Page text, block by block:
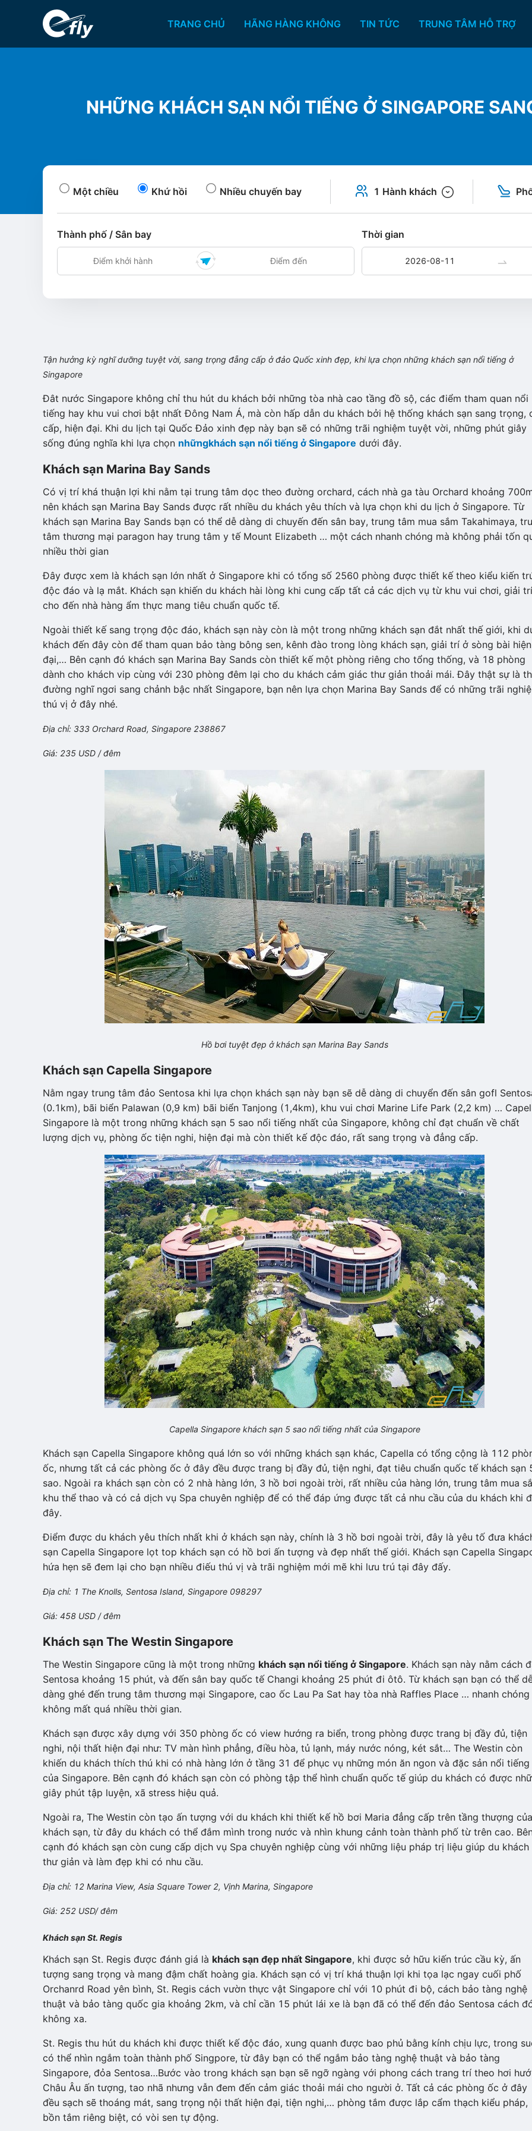
TRANG CHỦ HÃNG HÀNG KHÔNG TIN TỨC TRUNG TÂM HỖ TRỢ
NHỮNG KHÁCH SẠN NỔI TIẾNG Ở SINGAPORE
Một chiều Khứ hồi Nhiều chuyến bay 1 Hành khách
Thành phố / Sân bay Thời gian
Tận hưởng kỳ nghĩ dưỡng tuyệt vời, sang trọng đẵng cấp ở đảo Quốc xinh đẹp, khi lựa chọn những khách sạn nổi tiếng ở
Singapore
Đât nước Singapore không chỉ thu hút du khách bởi những tòa nhà cao tầng đồ sộ, các điểm tham quan nổi
tiếng hay khu vui chơi bật nhất Đông Nam Á, mà còn hấp dẫn du khách bởi hệ thống khách sạn sang trọng,
cấp, hiện đại. Khi du lịch tại Quốc Đảo xinh đẹp này bạn sẽ có những trãi nghiệm tuyệt vời, những phút giây
sống đúng nghĩa khi lựa chọn nhữngkhách sạn nổi tiếng ở Singapore dưới đây.
Khách sạn Marina Bay Sands
Có vị trí khá thuận lợi khi nằm tại trung tâm dọc theo đường orchard, cách nhà ga tàu Orchard khoảng
nên khách sạn Marina Bay Sands được rất nhiều du khách yêu thích và lựa chọn khi du lịch ở Singapore. Từ
khách sạn Marina Bay Sands bạn có thể dễ dàng di chuyến đến sân bay, trung tâm mua sắm Takahimaya,
tâm thương mại paragon hay trung tâm y tế Mount Elizabeth … một cách nhanh chóng mà không phải tốn
nhiều thời gian
Đây được xem là khách sạn lớn nhất ở Singapore khi có tổng số 2560 phòng được thiết kế theo kiểu kiến
độc đáo và lạ mắt. Khách sạn khiến du khách hài lòng khi cung cấp tất cả các dịch vụ từ khu vui chơi, giải trí
cho đến nhà hàng ẩm thực mang tiêu chuẩn quốc tế.
Ngoài thiết kế sang trọng độc đáo, khách sạn này còn là một trong những khách sạn đắt nhất thế giới, khi
khách đến đây còn để tham quan bảo tàng bông sen, kênh đào trong lòng khách sạn, giải trí ở sòng bài hiện
đại,… Bên cạnh đó khách sạn Marina Bay Sands còn thiết kế một phòng riêng cho tổng thống, và 18 phòng
dành cho khách vip cùng với 230 phòng đêm lại cho du khách cảm giác thư giản thoải mái. Đây thật sự là
đường nghĩ ngơi sang chảnh bậc nhất Singapore, bạn nên lựa chọn Marina Bay Sands để có những trãi
thú vị ở đây nhé.
Địa chỉ: 333 Orchard Road, Singapore 238867
Giá: 235 USD / đêm
Hồ bơi tuyệt đẹp ở khách sạn Marina Bay Sands
Khách sạn Capella Singapore
Nằm ngay trung tâm đảo Sentosa khi lựa chọn khách sạn này bạn sẽ dễ dàng di chuyển đến sân gofl
(0.1km), bãi biển Palawan (0,9 km) bãi biển Tanjong (1,4km), khu vui chơi Marine Life Park (2,2 km) …
Singapore là một trong những khách sạn 5 sao nổi tiếng nhất của Singapore, không chỉ đạt chuẩn về chất
lượng dịch vụ, phòng ốc tiện nghi, hiện đại mà còn thiết kế độc đáo, rất sang trọng và đẳng cấp.
Capella Singapore khách sạn 5 sao nổi tiếng nhất của Singapore
Khách sạn Capella Singapore không quá lớn so với những khách sạn khác, Capella có tổng cộng là 112
ốc, nhưng tất cả các phòng ốc ở đây đều được trang bị đầy đủ, tiện nghi, đạt tiêu chuẩn quốc tế khách sạn
sao. Ngoài ra khách sạn còn có 2 nhà hàng lớn, 3 hồ bơi ngoài trời, rất nhiều của hàng lớn, trung tâm mua
khu thể thao và có cả dịch vụ Spa chuyên nghiệp để có thể đáp ứng được tất cả nhu cầu của du khách khi
đây.
Điểm được du khách yêu thích nhất khi ở khách sạn này, chính là 3 hồ bơi ngoài trời, đây là yêu tố đưa
sạn Capella Singapore lọt top khách sạn có hồ bơi ấn tượng và đẹp nhất thế giới. Khách sạn Capella
hứa hẹn sẽ đem lại cho bạn nhiều điếu thú vị và trãi nghiệm mới mẽ khi lưu trú tại đây đấy.
Địa chỉ: 1 The Knolls, Sentosa Island, Singapore 098297
Giá: 458 USD / đêm
Khách sạn The Westin Singapore
The Westin Singapore cũng là một trong những khách sạn nổi tiếng ở Singapore. Khách sạn này nằm cách
Sentosa khoảng 15 phút, và đến sân bay quốc tế Changi khoảng 25 phút đi ôtô. Từ khách sạn bạn có thể
dàng ghé đến trung tâm thương mại Singapore, cao ốc Lau Pa Sat hay tòa nhà Raffles Place … nhanh chóng
không mất quá nhiều thời gian.
Khách sạn được xây dựng với 350 phòng ốc có view hướng ra biển, trong phòng được trang bị đầy đủ, tiện
nghi, nội thất hiện đại như: TV màn hình phẳng, điều hòa, tủ lạnh, máy nước nóng, két sắt… The Westin còn
khiến du khách thích thú khi có nhà hàng lớn ở tầng 31 để phục vụ những món ăn ngon và đặc sản nổi tiếng
của Singapore. Bên cạnh đó khách sạn còn có phòng tập thể hình chuẩn quốc tế giúp du khách có được
giây phút tập luyện, xã stress hiệu quả.
Ngoài ra, The Westin còn tạo ấn tượng với du khách khi thiết kế hồ bơi Maria đẳng cấp trên tầng thượng của
khách sạn, từ đây du khách có thể đắm mình trong nước và nhìn khung cảnh toàn thành phố từ trên cao.
cạnh đó khách sạn còn cung cấp dịch vụ Spa chuyên nghiệp cùng với những liệu pháp trị liệu giúp du khách
thư giản và làm đẹp khi có nhu cầu.
Địa chỉ: 12 Marina View, Asia Square Tower 2, Vịnh Marina, Singapore
Giá: 252 USD/ đêm
Khách sạn St. Regis
Khách sạn St. Regis được đánh giá là khách sạn đẹp nhất Singapore, khi được sở hữu kiến trúc cầu kỳ, ấn
tượng sang trọng và mang đậm chất hoàng gia. Khách sạn có vị trí khá thuận lợi khi tọa lạc ngay cuối phố
Orchanrd Road yên bình, St. Regis cách vườn thực vật Singapore chỉ với 10 phút đi bộ, cách bảo tàng nghệ
thuật và bảo tàng quốc gia khoảng 2km, và chỉ cần 15 phút lái xe là bạn đã có thể đến đảo Sentosa cách
không xa.
St. Regis thu hút du khách khi được thiết kế độc đáo, xung quanh được bao phủ bằng kính chịu lực, trong
có thể nhìn ngắm toàn thành phố Singpore, từ đây bạn có thể ngắm bảo tàng nghệ thuật và bảo tàng
Singapore, đỏa Sentosa…Bước vào trong khách sạn bạn sẽ ngỡ ngàng với phong cách trang trí theo hơi
Châu Âu ấn tượng, tao nhã nhưng vẫn đem đến cảm giác thoải mái cho người ở. Tất cả các phòng ốc ở đây
đều sạch sẽ thoáng mát, sang trọng nội thất hiện đại, tiện nghi,… phòng tắm được lắp cẩm thạch kiểu pháp,
bồn tắm riêng biệt, có vòi sen tự động.